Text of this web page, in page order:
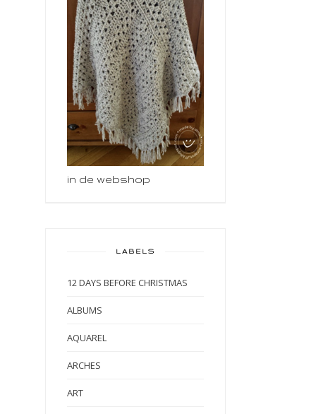
in de webshop
LABELS
12 DAYS BEFORE CHRISTMAS
ALBUMS
AQUAREL
ARCHES
ART